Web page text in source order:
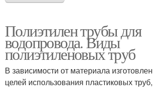
Полиэтилен трубы для
водопровода. Виды
полиэтиленовых труб
В зависимости от материала
целей использования пластиковых